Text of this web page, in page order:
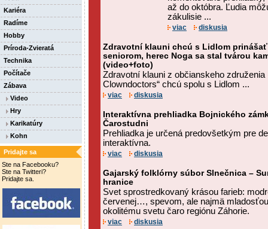
Kariéra
Radíme
Hobby
Príroda-Zvieratá
Technika
Počítače
Zábava
Video
Hry
Karikatúry
Kohn
Pridajte sa
Ste na Facebooku?
Ste na Twitteri?
Pridajte sa.
až do októbra. Ľudia
zákulisie ...
viac diskusia
Zdravotní klauni chcú s Lidlom
seniorom, herec Noga sa stal tvárou
(video+foto)
Zdravotní klauni z občianskeho združenia
Clowndoctors“ chcú spolu s Lidlom ...
viac diskusia
Interaktívna prehliadka Bojnického
Čarostudni
Prehliadka je určená predovšetkým pre
interaktívna.
viac diskusia
Gajarský folklórny súbor Slnečnica –
hranice
Svet sprostredkovaný krásou farieb:
červenej…, spevom, ale najmä
okolitému svetu čaro regiónu Záhorie.
viac diskusia